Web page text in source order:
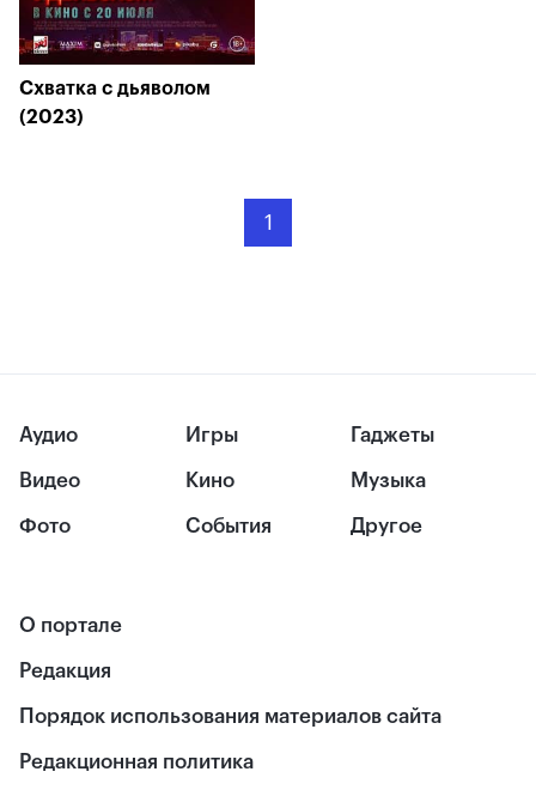
Схватка с дьяволом
(2023)
1
Аудио
Видео
Фото
Игры
Кино
События
Гаджеты
Музыка
Другое
О портале
Редакция
Порядок использования материалов сайта
Редакционная политика